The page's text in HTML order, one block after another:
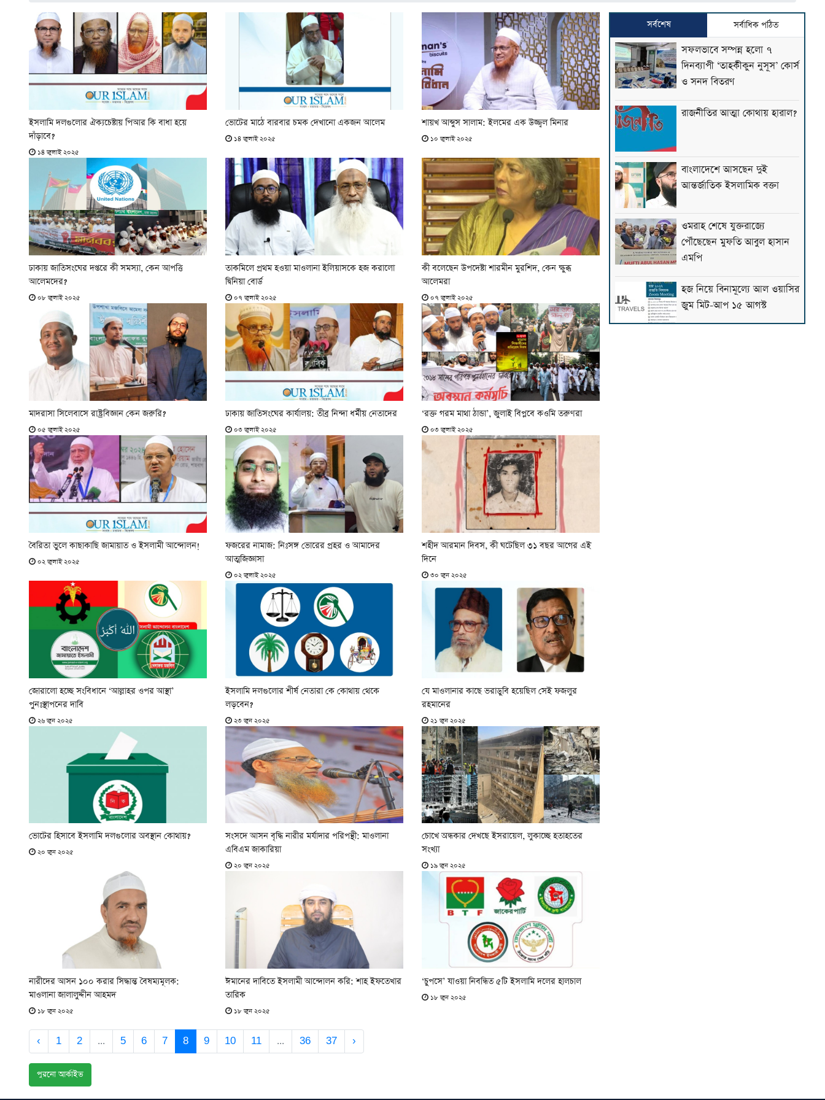
ইসলামি দলগুলোর ঐক্যচেষ্টায় পিআর কি বাধা হয়ে
দাঁড়াবে?
১৪ জুলাই ২০২৫
ভোটের মাঠে বারবার চমক দেখানো একজন আলেম
১৪ জুলাই ২০২৫
শায়খ আব্দুস সালাম: ইলমের এক উজ্জ্বল মিনার
১০ জুলাই ২০২৫
ঢাকায় জাতিসংঘের দপ্তরে কী সমস্যা, কেন আপত্তি
আলেমদের?
০৮ জুলাই ২০২৫
তাকমিলে প্রথম হওয়া মাওলানা ইলিয়াসকে হজ করালো
দ্বিনিয়া বোর্ড
০৭ জুলাই ২০২৫
কী বলেছেন উপদেষ্টা শারমীন মুরশিদ, কেন ক্ষুব্ধ
আলেমরা
০৭ জুলাই ২০২৫
মাদরাসা সিলেবাসে রাষ্ট্রবিজ্ঞান কেন জরুরি?
০৫ জুলাই ২০২৫
ঢাকায় জাতিসংঘের কার্যালয়: তীব্র নিন্দা ধর্মীয় নেতাদের
০৩ জুলাই ২০২৫
‘রক্ত গরম মাথা ঠান্ডা’, জুলাই বিপ্লবে কওমি তরুণরা
০৩ জুলাই ২০২৫
বৈরিতা ভুলে কাছাকাছি জামায়াত ও ইসলামী আন্দোলন!
০২ জুলাই ২০২৫
ফজরের নামাজ: নিঃসঙ্গ ভোরের প্রহর ও আমাদের
আত্মজিজ্ঞাসা
০২ জুলাই ২০২৫
শহীদ আরমান দিবস, কী ঘটেছিল ৩১ বছর আগের এই
দিনে
৩০ জুন ২০২৫
জোরালো হচ্ছে সংবিধানে ‘আল্লাহর ওপর আস্থা’
পুনঃস্থাপনের দাবি
২৬ জুন ২০২৫
ইসলামি দলগুলোর শীর্ষ নেতারা কে কোথায় থেকে
লড়বেন?
২৩ জুন ২০২৫
যে মাওলানার কাছে ভরাডুবি হয়েছিল সেই ফজলুর
রহমানের
২১ জুন ২০২৫
ভোটের হিসাবে ইসলামি দলগুলোর অবস্থান কোথায়?
২০ জুন ২০২৫
সংসদে আসন বৃদ্ধি নারীর মর্যাদার পরিপন্থী: মাওলানা
এবিএম জাকারিয়া
২০ জুন ২০২৫
চোখে অন্ধকার দেখছে ইসরায়েল, লুকাচ্ছে হতাহতের
সংখ্যা
১৯ জুন ২০২৫
নারীদের আসন ১০০ করার সিদ্ধান্ত বৈষম্যমূলক:
মাওলানা জালালুদ্দীন আহমদ
১৮ জুন ২০২৫
ঈমানের দাবিতে ইসলামী আন্দোলন করি: শাহ ইফতেখার
তারিক
১৮ জুন ২০২৫
‘চুপসে’ যাওয়া নিবন্ধিত ৫টি ইসলামি দলের হালচাল
১৮ জুন ২০২৫
‹ 1 2 ... 5 6 7 8 9 10 11 ... 36 37 ›
পুরনো আর্কাইভ
সর্বশেষ সর্বাধিক পঠিত
সফলভাবে সম্পন্ন হলো ৭
দিনব্যাপী ‘তাহকীকুন নুসূস’ কোর্স
ও সনদ বিতরণ
রাজনীতির আত্মা কোথায় হারাল?
বাংলাদেশে আসছেন দুই
আন্তর্জাতিক ইসলামিক বক্তা
ওমরাহ শেষে যুক্তরাজ্যে
পৌঁছেছেন মুফতি আবুল হাসান
এমপি
হজ নিয়ে বিনামূল্যে আল ওয়াসির
জুম মিট-আপ ১৫ আগস্ট